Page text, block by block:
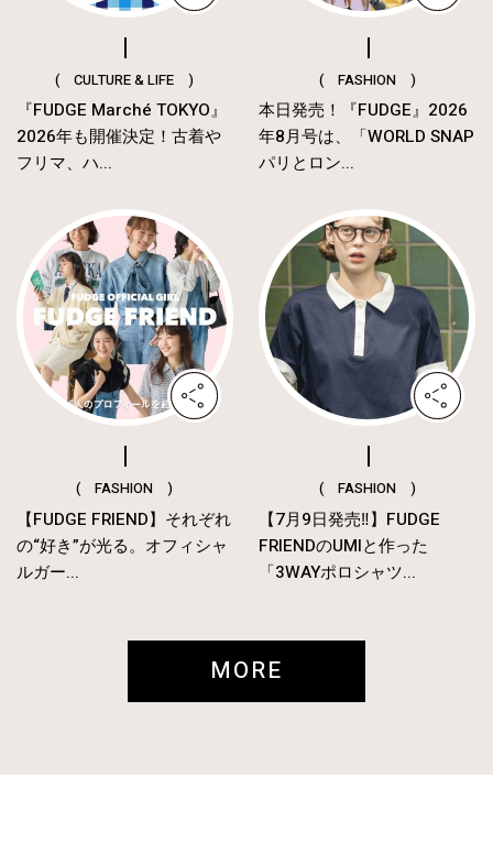
( CULTURE & LIFE )
『FUDGE Marché TOKYO』
2026年も開催決定！古着や
フリマ、ハ...
( FASHION )
本日発売！『FUDGE』2026
年8月号は、「WORLD SNAP
パリとロン...
( FASHION )
【FUDGE FRIEND】それぞれ
の“好き”が光る。オフィシャ
ルガー...
( FASHION )
【7月9日発売‼︎】FUDGE
FRIENDのUMIと作った
「3WAYポロシャツ...
MORE